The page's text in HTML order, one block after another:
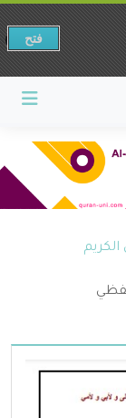
الكريم
فتح